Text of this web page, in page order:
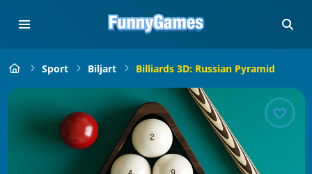
Sport Biljart Billiards 3D: Russian Pyramid